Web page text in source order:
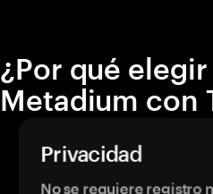
¿Por qué
Metadium con
Privacidad
No se requiere registro